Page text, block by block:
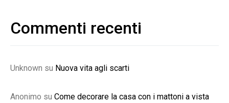
Commenti recenti
Unknown su Nuova vita agli scarti
Anonimo su Come decorare la casa con i mattoni a vista